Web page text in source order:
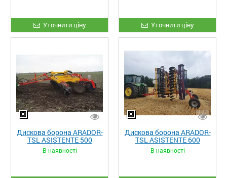
Уточнити ціну Уточнити ціну
Дискова борона ARADOR-
TSL ASISTENTE 500
В наявності
Дискова борона ARADOR-
TSL ASISTENTE 600
В наявності